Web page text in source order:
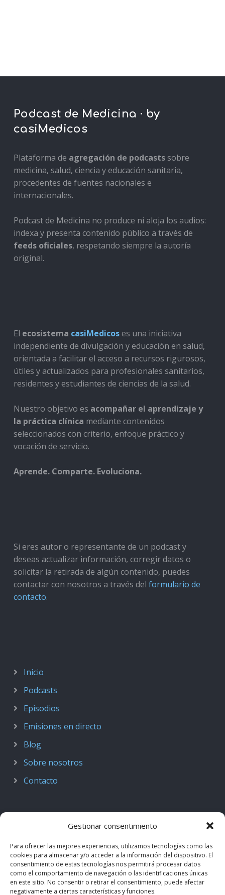
Gestionar consentimiento
Para ofrecer las mejores experiencias, utilizamos tecnologías como las
cookies para almacenar y/o acceder a la información del dispositivo. El
consentimiento de estas tecnologías nos permitirá procesar datos
como el comportamiento de navegación o las identificaciones únicas
en este sitio. No consentir o retirar el consentimiento, puede afectar
negativamente a ciertas características y funciones.
Podcast de Medicina · by
casiMedicos
Plataforma de agregación de podcastssobre
medicina, salud, ciencia y educación sanitaria,
procedentes de fuentes nacionales e
internacionales.
Podcast de Medicina no produce ni aloja los audios:
indexa y presenta contenido público a través de
feeds oficiales, respetando siempre la autoría
original.
El ecosistema casiMedicoses una iniciativa
independiente de divulgación y educación en salud,
orientada a facilitar el acceso a recursos rigurosos,
útiles y actualizados para profesionales sanitarios,
residentes y estudiantes de ciencias de la salud.
Nuestro objetivo es acompañar el aprendizaje y
la práctica clínica mediante contenidos
seleccionados con criterio, enfoque práctico y
vocación de servicio.
Aprende. Comparte. Evoluciona.
Si eres autor o representante de un podcast y
deseas actualizar información, corregir datos o
solicitar la retirada de algún contenido, puedes
contactar con nosotros a través del formulario de
contacto.
Inicio
Podcasts
Episodios
Emisiones en directo
Blog
Sobre nosotros
Contacto